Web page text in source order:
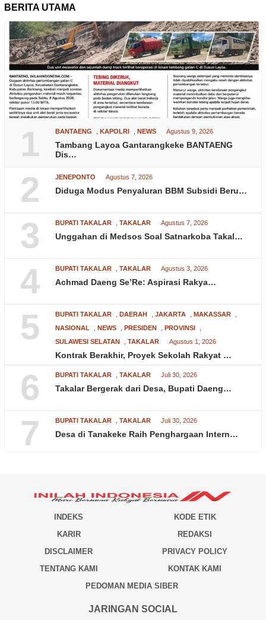
BERITA UTAMA
1 BANTAENG KAPOLRI NEWS Agustus 9, 2026
Tambang Layoa Gantarangkeke BANTAENG
Dis…
2 JENEPONTO Agustus 7, 2026
Diduga Modus Penyaluran BBM Subsidi Beru…
3 BUPATI TAKALAR TAKALAR Agustus 7, 2026
Unggahan di Medsos Soal Satnarkoba Takal…
4 BUPATI TAKALAR TAKALAR Agustus 3, 2026
Achmad Daeng Se’Re: Aspirasi Rakya…
5 BUPATI TAKALAR DAERAH JAKARTA MAKASSAR
NASIONAL
NEWS PRESIDEN PROVINSI
SULAWESI SELATAN
TAKALAR Agustus 1, 2026
Kontrak Berakhir, Proyek Sekolah Rakyat …
6 BUPATI TAKALAR TAKALAR Juli 30, 2026
Takalar Bergerak dari Desa, Bupati Daeng…
7 BUPATI TAKALAR TAKALAR Juli 30, 2026
Desa di Tanakeke Raih Penghargaan Intern…
INDEKS
KODE ETIK
KARIR
REDAKSI
DISCLAIMER
PRIVACY POLICY
TENTANG KAMI
KONTAK KAMI
PEDOMAN MEDIA SIBER
JARINGAN SOCIAL